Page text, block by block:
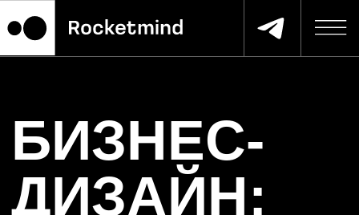
ДИЗАЙН:
БЫСТРЫЙ